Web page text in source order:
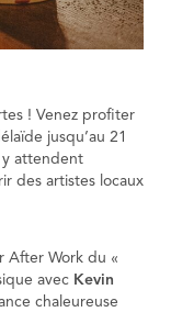
! Venez profiter
jusqu’au 21
y attendent
des artistes locaux
After Work du «
avec Kevin
chaleureuse